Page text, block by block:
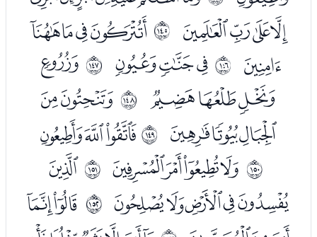
ﮋﮌﮍﮎ ﲐ ﮐﮑﮒﮓ
ﮔ ﲑﮖﮗﮘ ﲒ ﮚ
ﮛﮜﮝ ﲓ ﮟﮠ
ﮡﮢﮣ ﲔﮥﮦﮧ
ﲕ ﮩﮪﮫﮬ ﲖﮮ
ﮯﮰﮱﯓﯔ ﲗ ﯖﯗ